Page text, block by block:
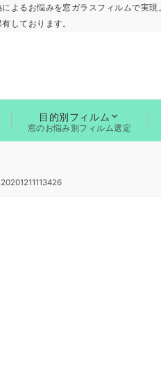
よるお悩みを窓ガラスフィルムで
しております。
目的別フィルム
窓のお悩み別フィルム選定
20201211113426